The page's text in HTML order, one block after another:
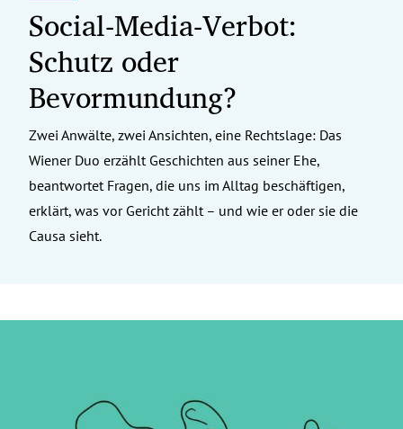
Untermenü
Untermenü
Untermenü
Untermenü
Untermenü
Social-Media-Verbot:
Schutz oder
Bevormundung?
Zwei Anwälte, zwei Ansichten, eine Rechtslage: Das
Wiener Duo erzählt Geschichten aus seiner Ehe,
beantwortet Fragen, die uns im Alltag beschäftigen,
erklärt, was vor Gericht zählt – und wie er oder sie die
Causa sieht.